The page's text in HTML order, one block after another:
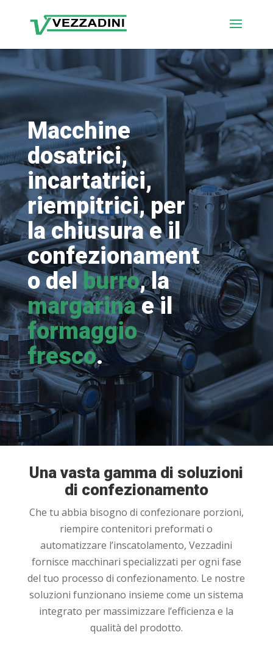
Macchine
dosatrici,
incartatrici,
riempitrici, per
la chiusura e il
confezionament
o del burro, la
margarinae il
formaggio
fresco.
Una vasta gamma di soluzioni
di confezionamento
Che tu abbia bisogno di confezionare porzioni,
riempire contenitori preformati o
automatizzare l’inscatolamento, Vezzadini
fornisce macchinari specializzati per ogni fase
del tuo processo di confezionamento. Le nostre
soluzioni funzionano insieme come un sistema
integrato per massimizzare l’efficienza e la
qualità del prodotto.